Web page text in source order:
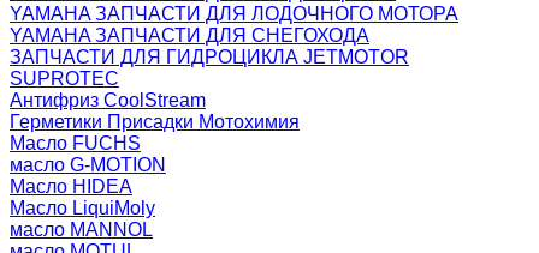
YAMAHA ЗАПЧАСТИ ДЛЯ ЛОДОЧНОГО МОТОРА
YAMAHA ЗАПЧАСТИ ДЛЯ СНЕГОХОДА
ЗАПЧАСТИ ДЛЯ ГИДРОЦИКЛА JETMOTOR
SUPROTEC
Антифриз CoolStream
Герметики Присадки Мотохимия
Масло FUCHS
масло G-MOTION
Масло HIDEA
Масло LiquiMoly
масло MANNOL